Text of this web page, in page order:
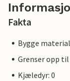
Fakta
Bygge
Grenser opp
Kjæledyr: 0